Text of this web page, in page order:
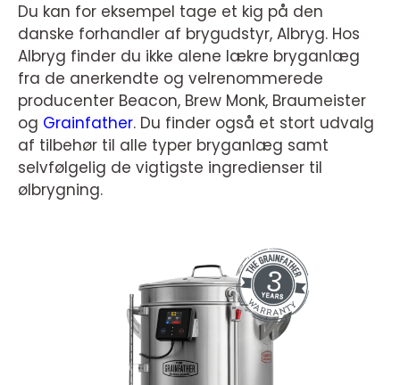
Du kan for eksempel tage et kig på den
danske forhandler af brygudstyr, Albryg. Hos
Albryg finder du ikke alene lækre bryganlæg
fra de anerkendte og velrenommerede
producenter Beacon, Brew Monk, Braumeister
og Grainfather. Du finder også et stort udvalg
af tilbehør til alle typer bryganlæg samt
selvfølgelig de vigtigste ingredienser til
ølbrygning.